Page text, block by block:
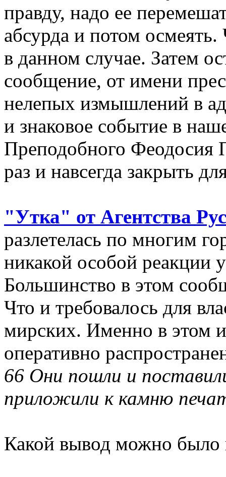
правду, надо ее
абсурда и потом
в данном случае. Затем
сообщение, от имени
нелепых измышлений в
и знаковое событие в
Преподобного Феодосия
раз и навсегда закрыть
"Утка" от Агентства
разлетелась по многим
никакой особой реакции
Большинство в этом
Что и требовалось для
мирских. Именно в этом
оперативно
66 Они пошли и
приложили к камню
Какой вывод можно было